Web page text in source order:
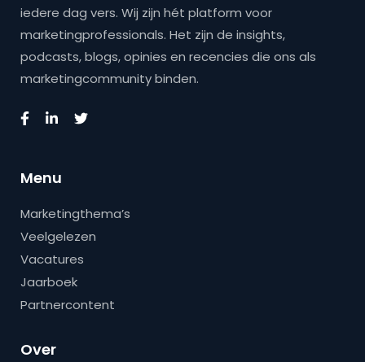
iedere dag vers. Wij zijn hét platform voor
marketingprofessionals. Het zijn de insights,
podcasts, blogs, opinies en recencies die ons als
marketingcommunity binden.
Menu
Marketingthema’s
Veelgelezen
Vacatures
Jaarboek
Partnercontent
Over